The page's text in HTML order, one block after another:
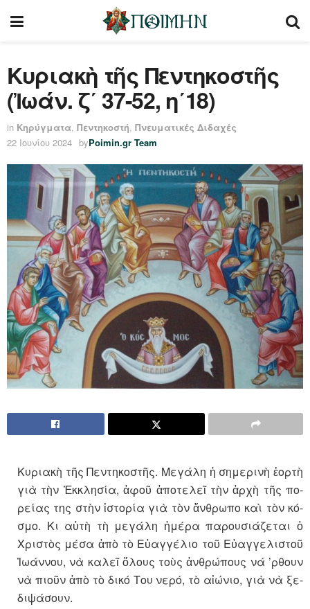
Κυ­ρι­ακὴ τῆς Πεν­τη­κο­στῆς
(Ἰ­ωάν. ζ΄ 37-52, η΄18)
in Κηρύγματα, Πεντηκοστή, Πνευματικές Διδαχές
22 Ιουνίου 2024 byPoimin.gr Team
Κυ­ρι­ακὴ τῆς Πεν­τη­κο­στῆς. Με­γάλη ἡ ση­με­ρινὴ ἑ­ορτὴ
γιὰ τὴν Ἐκ­κλη­σία, ἀ­φοῦ ἀ­πο­τε­λεῖ τὴν ἀρχὴ τῆς πο­
ρείας της στὴν ἱ­στο­ρία γιὰ τὸν ἄν­θρωπο καὶ τὸν κό­
σμο. Κι αὐτὴ τὴ με­γάλη ἡ­μέρα πα­ρου­σι­ά­ζε­ται ὁ
Χρι­στὸς μέσα ἀπὸ τὸ Εὐ­αγ­γέ­λιο τοῦ Εὐ­αγ­γε­λι­στοῦ
Ἰ­ω­άν­νου, νὰ κα­λεῖ ὅ­λους τοὺς ἀν­θρώ­πους νά ’ρθουν
νὰ πι­οῦν ἀπὸ τὸ δικό Του νερό, τὸ αἰ­ώ­νιο, γιὰ νὰ ξε­
δι­ψά­σουν.